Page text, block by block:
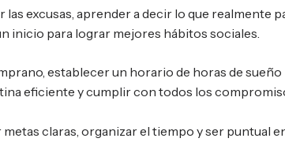
las excusas, aprender a decir lo que realmente
inicio para lograr mejores hábitos sociales.
establecer un horario de horas de sueño
eficiente y cumplir con todos los
metas claras, organizar el tiempo y ser puntual